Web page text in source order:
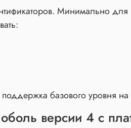
Минимально
поддержка базового уровня
версии 4 с